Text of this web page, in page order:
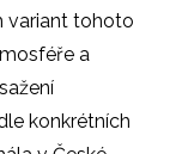
variant tohoto
a
konkrétních